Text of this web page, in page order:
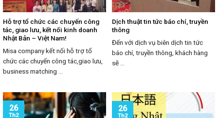
Hỗ trợ tổ chức các chuyến công
tác, giao lưu, kết nối kinh doanh
Nhật Bản – Việt Nam!
Misa company kết nối hỗ trợ tổ
chức các chuyến công tác,giao lưu,
business matching ...
Dịch thuật tin tức báo chí, truyền
thông
Đến với dịch vụ biên dịch tin tức
báo chí, truyền thông, khách hàng
sẽ ...
26
Th2
26
Th2